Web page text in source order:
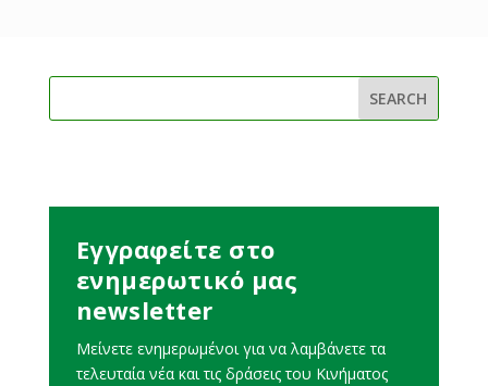
Εγγραφείτε στο
ενημερωτικό μας
newsletter
Μείνετε ενημερωμένοι για να λαμβάνετε τα
τελευταία νέα και τις δράσεις του Κινήματος